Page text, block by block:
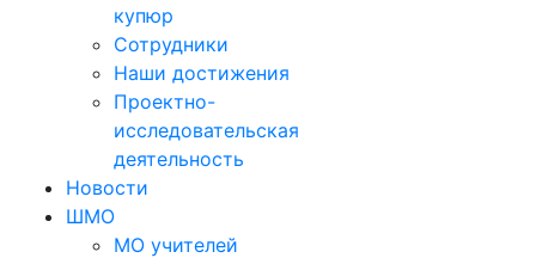
купюр
Сотрудники
Наши достижения
Проектно-
исследовательская
деятельность
Новости
ШМО
МО учителей